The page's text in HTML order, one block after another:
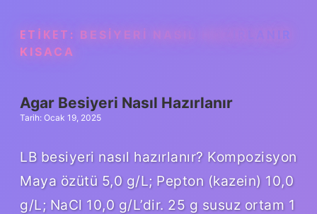
ETIKET: BESIYERI NASIL HAZIRLANIR
KISACA
Agar Besiyeri Nasıl Hazırlanır
Tarih: Ocak 19, 2025
LB besiyeri nasıl hazırlanır? Kompozisyon
Maya özütü 5,0 g/L; Pepton (kazein) 10,0
g/L; NaCl 10,0 g/L’dir. 25 g susuz ortam 1